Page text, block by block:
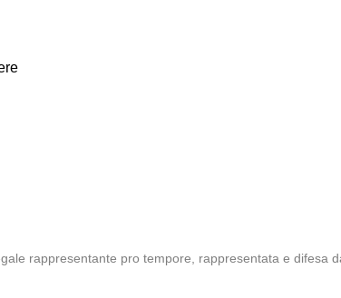
rappresentante pro tempore, rappresentata e difesa